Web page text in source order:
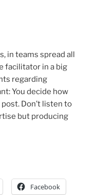
in teams spread all
facilitator in a big
regarding
You decide how
Don’t listen to
but producing
Facebook